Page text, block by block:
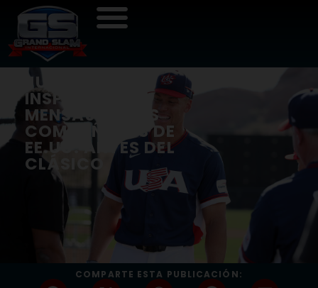
JUDGE OFRECE
INSPIRADOR
MENSAJE A SUS
COMPAÑEROS DE
EE.UU. ANTES DEL
CLÁSICO
COMPARTE ESTA PUBLICACIÓN: